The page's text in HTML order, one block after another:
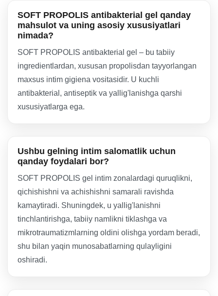
SOFT PROPOLIS antibakterial gel qanday
mahsulot va uning asosiy xususiyatlari
nimada?
SOFT PROPOLIS antibakterial gel – bu tabiiy
ingredientlardan, xususan propolisdan tayyorlangan
maxsus intim gigiena vositasidir. U kuchli
antibakterial, antiseptik va yallig'lanishga qarshi
xususiyatlarga ega.
Ushbu gelning intim salomatlik uchun
qanday foydalari bor?
SOFT PROPOLIS gel intim zonalardagi quruqlikni,
qichishishni va achishishni samarali ravishda
kamaytiradi. Shuningdek, u yallig'lanishni
tinchlantirishga, tabiiy namlikni tiklashga va
mikrotraumatizmlarning oldini olishga yordam beradi,
shu bilan yaqin munosabatlarning qulayligini
oshiradi.